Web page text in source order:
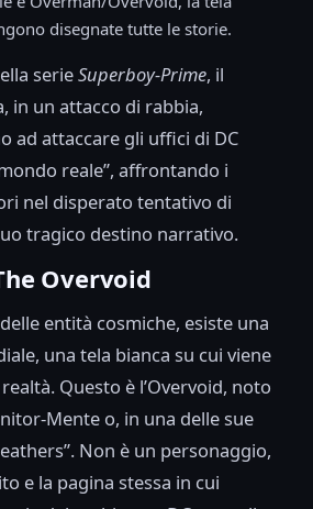
disegnate tutte le storie.
serieSuperboy-Prime, il
in un attacco di rabbia,
ad attaccare gli uffici di DC
reale”, affrontando i
nel disperato tentativo di
tragico destino narrativo.
Overvoid
entità cosmiche, esiste una
una tela bianca su cui viene
Questo è l’Overvoid, noto
Mente o, in una delle sue
Non è un personaggio,
e la pagina stessa in cui